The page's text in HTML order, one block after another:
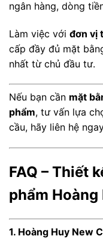
ngân hàng, dòng
Làm việc với đơn vị
cấp đầy đủ mặt
nhất từ chủ đầu tư.
Nếu bạn cần mặt
phẩm, tư vấn lựa
cầu, hãy liên hệ
FAQ – Thiết
phẩm
1. Hoàng Huy New